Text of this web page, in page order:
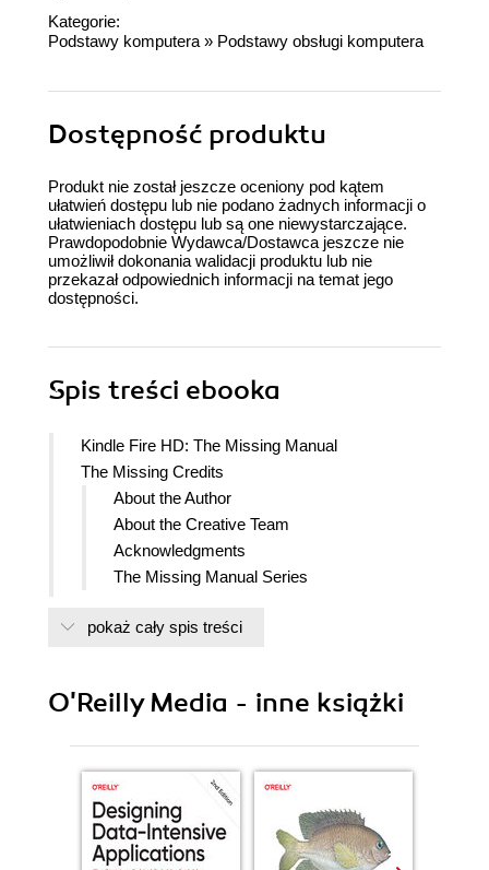
Kategorie:
Podstawy komputera » Podstawy obsługi komputera
Dostępność produktu
Produkt nie został jeszcze oceniony pod kątem
ułatwień dostępu lub nie podano żadnych informacji o
ułatwieniach dostępu lub są one niewystarczające.
Prawdopodobnie Wydawca/Dostawca jeszcze nie
umożliwił dokonania walidacji produktu lub nie
przekazał odpowiednich informacji na temat jego
dostępności.
Spis treści ebooka
Kindle Fire HD: The Missing Manual
The Missing Credits
About the Author
About the Creative Team
Acknowledgments
The Missing Manual Series
Whats New in Fire-land
About the Outline
Safari Books Online
I. Getting Started and Reading
1. Out of the Box: Setting Up, Taking a Tour
Parts and Ports
pokaż cały spis treści
O'Reilly Media - inne książki